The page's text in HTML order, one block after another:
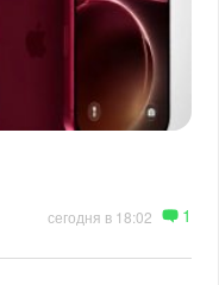
сегодня в 18:02 1